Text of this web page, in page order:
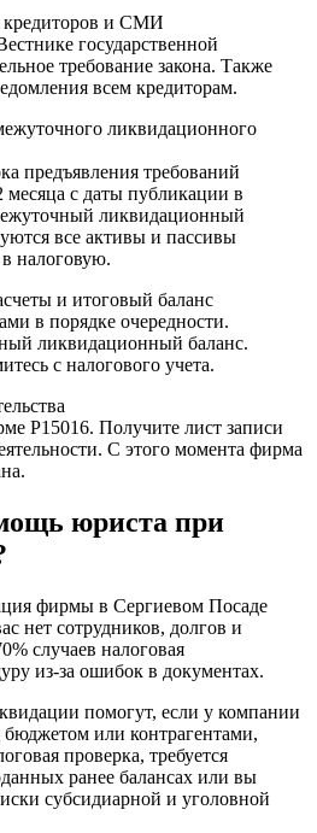
и СМИ
государственной
требование закона. Также
всем кредиторам.
ликвидационного
предъявления требований
с даты публикации в
ликвидационный
все активы и пассивы
налоговую.
и итоговый баланс
в порядке очередности.
ликвидационный баланс.
с налогового учета.
Р15016. Получите лист записи
С этого момента фирма
юриста при
фирмы в Сергиевом Посаде
нет сотрудников, долгов и
случаев налоговая
из-за ошибок в документах.
помогут, если у компании
бюджетом или контрагентами,
проверка, требуется
ранее балансах или вы
субсидиарной и уголовной